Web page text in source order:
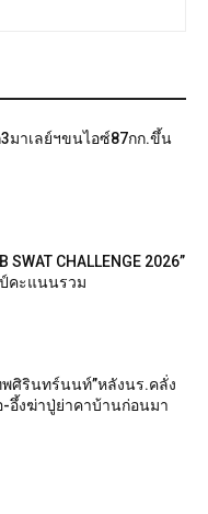
มาเลย์ฯขนไอซ์87กก.ขึ้น
CHALLENGE 2026”
คะแนนรวม
พศิรินทร์นนท์”หลังนร.คลั่ง
-อึ้งฆ่าปู่ย่าคาบ้านก่อนมา